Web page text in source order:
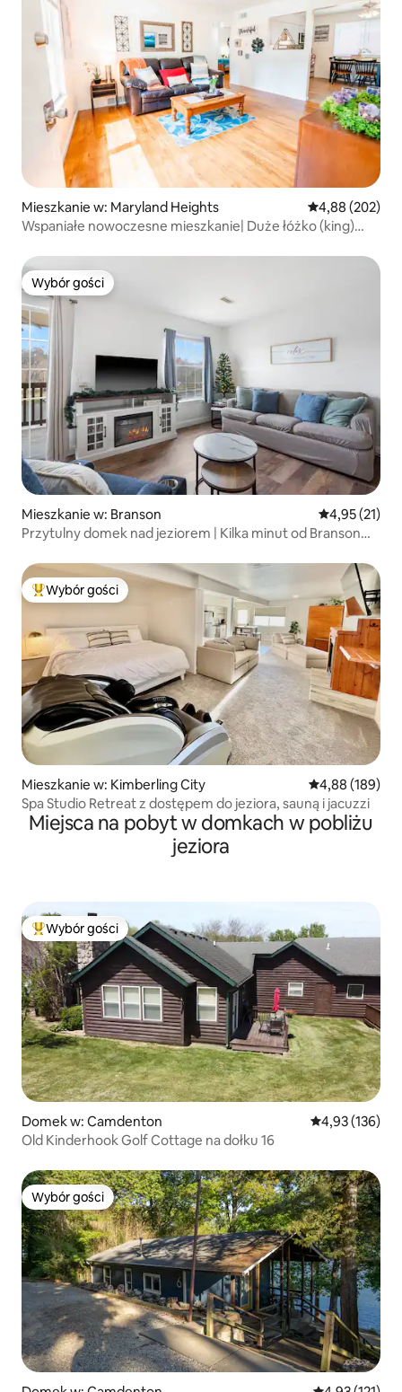
Mieszkanie w: Maryland Heights Średnia
4,88 (202)
Wspaniałe nowoczesne mieszkanie| Duże łóżko (king)
Wybór gości
Wybór gości
Mieszkanie w: Branson Średnia
4,95 (21)
Przytulny domek nad jeziorem | Kilka minut od Branson
Najpopularniejsze z kategorii Wybór gości
Wybór gości
Mieszkanie w: Kimberling City Średnia
4,88 (189)
Spa Studio Retreat z dostępem do jeziora, sauną i jacuzzi
Miejsca na pobyt w domkach w pobliżu
jeziora
Najpopularniejsze z kategorii Wybór gości
Wybór gości
Domek w: Camdenton Średnia
4,93 (136)
Old Kinderhook Golf Cottage na dołku 16
Wybór gości
Wybór gości